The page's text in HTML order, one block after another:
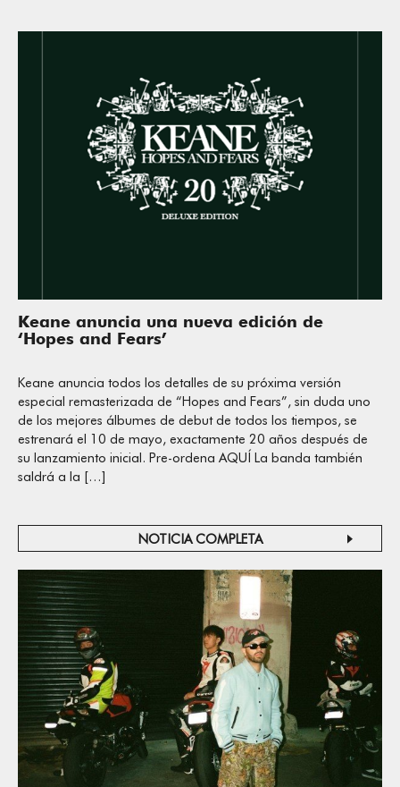
Keane anuncia una nueva edición de
‘Hopes and Fears’
Keane anuncia todos los detalles de su próxima versión
especial remasterizada de “Hopes and Fears”, sin duda uno
de los mejores álbumes de debut de todos los tiempos, se
estrenará el 10 de mayo, exactamente 20 años después de
su lanzamiento inicial. Pre-ordena AQUÍ La banda también
saldrá a la […]
NOTICIA COMPLETA